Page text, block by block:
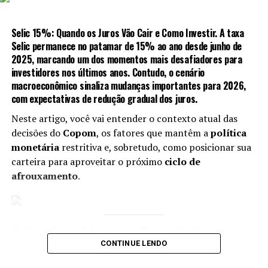
Discursos de Autoridades do Fed
Na manhã desta quarta-feira, o governador do Federal
Reserve,Christopher Waller, e o presidente do Fed de
Nova York,John Williams, farão discursos importantes.
Então, o mercado aguarda sinalizações sobre a trajetória
Cenário Econômico no Brasil e
Indicadores Relevantes
apresentará o fluxo cambial semanal. Contudo, o foco
dos investidores brasileiros permanece voltado para os
Investimentos
Entendendo a Selic Descendente e Seus
Efeitos
A taxa básica de juros brasileira, atualmente em 15%,
deve iniciar um ciclo de cortes graduais. Contudo, essa
trajetória descendente afeta diretamente a
rentabilidade dos investimentos em
renda fixa
especialmente os pós-fixados atrelados à Selic.
que travarem boas taxas agora podem surfar a onda de
valorização dos papéis com o passar dos meses.
Selic 15%: Quando os Juros Vão Cair e Como Investir. A taxa
Selic permanece no patamar de 15% ao ano desde junho de
2025, marcando um dos momentos mais desafiadores para
investidores nos últimos anos. Contudo, o cenário
macroeconômico sinaliza mudanças importantes para 2026,
com expectativas de redução gradual dos juros.
Neste artigo, você vai entender o contexto atual das
decisões do Copom, os fatores que mantêm apolítica
monetáriarestritiva e, sobretudo, como posicionar sua
carteira para aproveitar o próximo ciclo de
afrouxamento.
O Cenário Atual da Taxa Selic em
CONTINUE LENDO